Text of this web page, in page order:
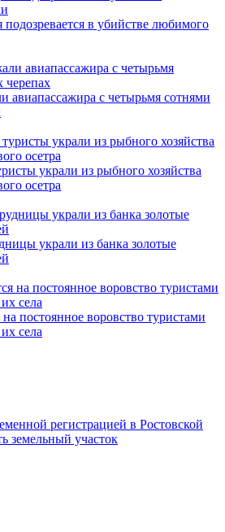
в убийстве любимого
авиапассажира с четырьмя сотнями
украли из рыбного хозяйства
осетра
украли из банка золотые
постоянное воровство туристами
села
регистрацией в Ростовской
земельный участок